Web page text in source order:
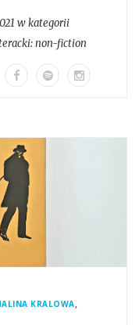
w kategorii
non-fiction
KRALOWA,